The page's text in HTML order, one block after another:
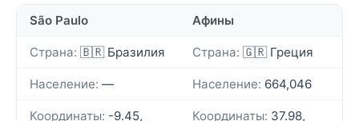
São Paulo Афины
Страна: 🇧🇷 Бразилия Страна: 🇬🇷 Греция
Население: — Население: 664,046
Координаты: -9.45, Координаты: 37.98,